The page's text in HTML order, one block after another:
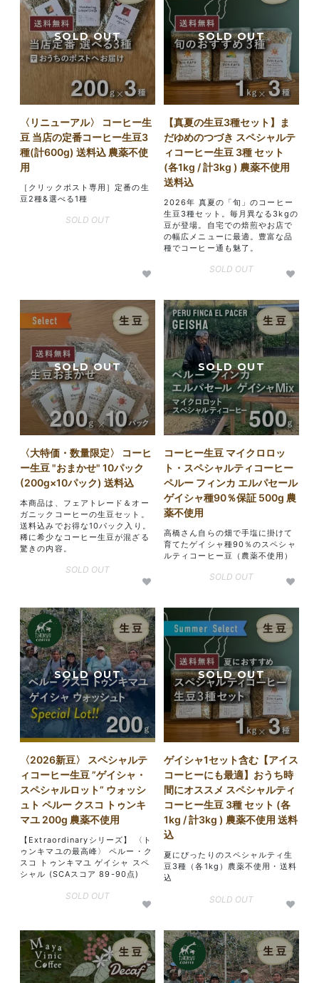
〈リニューアル〉 コーヒー生
豆 当店の定番コーヒー生豆3
種(計600g) 送料込 農薬不使
用
［クリックポスト専用］定番の生
豆2種&選べる1種
SOLD OUT
【真夏の生豆3種セット】ま
だゆめのつづき スペシャルテ
ィコーヒー生豆 3種 セット
(各1kg / 計3kg ) 農薬不使用
送料込
2026年 真夏の「旬」のコーヒー
生豆3種セット。毎月異なる3kgの
豆が登場。自宅での焙煎やお店で
の幅広メニューに最適。豊富な品
種でコーヒー通も魅了。
SOLD OUT
〈大特価・数量限定〉 コーヒ
ー生豆 "おまかせ" 10パック
(200g×10パック) 送料込
本商品は、フェアトレード＆オー
ガニックコーヒーの生豆セット。
送料込みでお得な10パック入り。
稀に希少なコーヒー生豆が混ざる
驚きの内容。
SOLD OUT
コーヒー生豆 マイクロロッ
ト・スペシャルティコーヒー
ペルー フィンカ エルパセール
ゲイシャ種90％保証 500g 農
薬不使用
高橋さん自らの畑で手塩に掛けて
育てたゲイシャ種90％のスペシャ
ルティコーヒー豆（農薬不使用）
SOLD OUT
〈2026新豆〉 スペシャルテ
ィコーヒー生豆 ”ゲイシャ・
スペシャルロット” ウォッシ
ュト ペルー クスコ トゥンキ
マユ 200g 農薬不使用
【Extraordinaryシリーズ】 〈ト
ゥンキマユの最高峰〉 ペルー・ク
スコ トゥンキマユ ゲイシャ スペ
シャル (SCAスコア 89-90点)
SOLD OUT
ゲイシャ1セット含む【アイス
コーヒーにも最適】おうち時
間にオススメ スペシャルティ
コーヒー生豆 3種 セット (各
1kg / 計3kg ) 農薬不使用 送料
込
夏にぴったりのスペシャルティ生
豆3種（各1kg）農薬不使用・送料
込
SOLD OUT